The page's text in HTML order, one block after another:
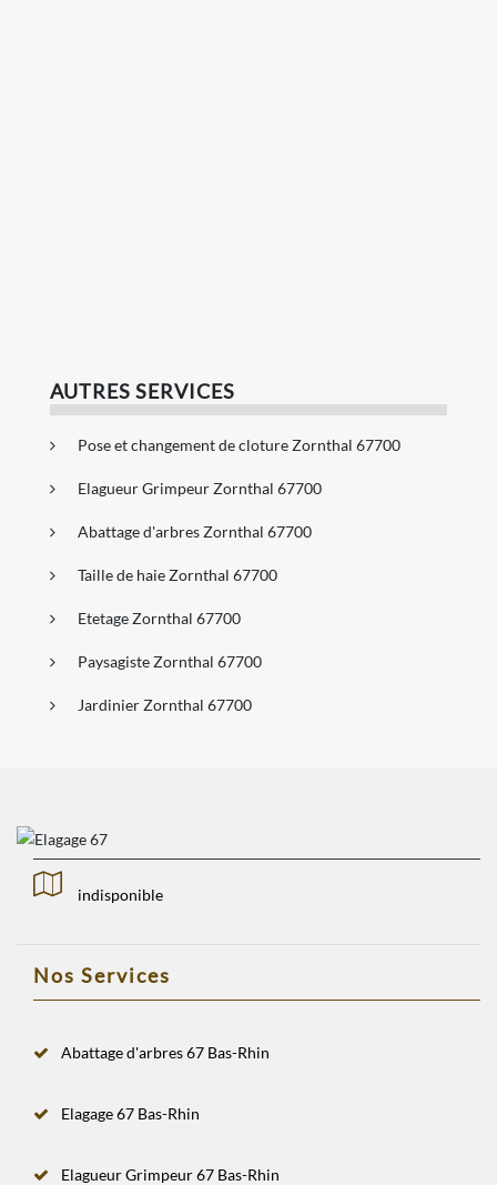
AUTRES SERVICES
Pose et changement de cloture Zornthal 67700
Elagueur Grimpeur Zornthal 67700
Abattage d'arbres Zornthal 67700
Taille de haie Zornthal 67700
Etetage Zornthal 67700
Paysagiste Zornthal 67700
Jardinier Zornthal 67700
indisponible
Nos Services
Abattage d'arbres 67 Bas-Rhin
Elagage 67 Bas-Rhin
Elagueur Grimpeur 67 Bas-Rhin